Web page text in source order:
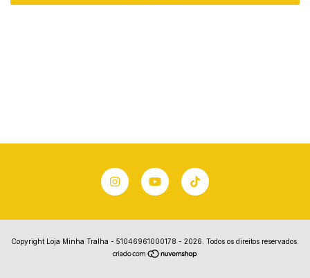
Copyright Loja Minha Tralha - 51046961000178 - 2026. Todos os direitos reservados.